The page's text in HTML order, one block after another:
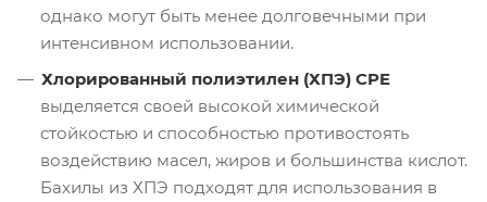
однако могут быть менее долговечными при
интенсивном использовании.
Хлорированный полиэтилен (ХПЭ) CPE
выделяется своей высокой химической
стойкостью и способностью противостоять
воздействию масел, жиров и большинства кислот.
Бахилы из ХПЭ подходят для использования в